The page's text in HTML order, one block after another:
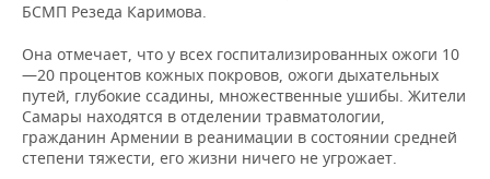
ВУЗЫ ТАТАРСТАНА
КОМУ ПРИНАДЛЕЖАТ
ТОРГОВЫЕ ЦЕНТРЫ
ТАТАРСТАНА
БАНКИ
БЮДЖЕТ
ИНВЕСТИЦИИ
АГРОПРОМ
МАШИНОСТРОЕНИЕ
НЕФТЕХИМИЯ
НОВОСТИ НЕДВИЖИМОСТИ
АВТО
НОВОСТИ АВТО
БИЗНЕС
НОВОСТИ БИЗНЕСА
РОЗНИЧНАЯ ТОРГОВЛЯ
ТЕХНОЛОГИИ
НОВОСТИ ТЕХНОЛОГИЙ
МЕРОПРИЯТИЯ
БСМП Резеда Каримова.
Она отмечает, что у всех госпитализированных ожоги 10
—20 процентов кожных покровов, ожоги дыхательных
путей, глубокие ссадины, множественные ушибы. Жители
Самары находятся в отделении травматологии,
гражданин Армении в реанимации в состоянии средней
степени тяжести, его жизни ничего не угрожает.